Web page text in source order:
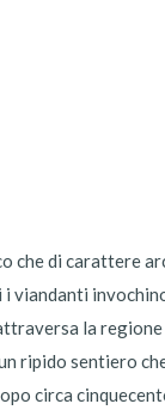
che di carattere
viandanti
la
ripido sentiero
circa